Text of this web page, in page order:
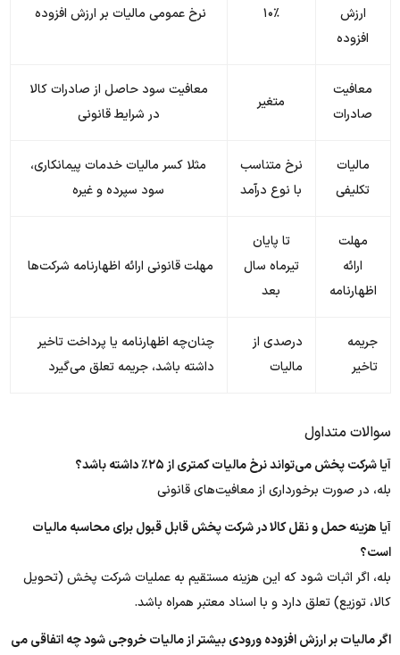
ارزش
افزوده
۱۰٪ نرخ عمومی مالیات بر ارزش افزوده
معافیت
صادرات
متغیر
معافیت سود حاصل از صادرات کالا
در شرایط قانونی
مالیات
تکلیفی
نرخ متناسب
با نوع درآمد
مثلا کسر مالیات خدمات پیمانکاری،
سود سپرده و غیره
مهلت
ارائه
اظهارنامه
تا پایان
تیرماه سال
بعد
مهلت قانونی ارائه اظهارنامه شرکت‌ها
جریمه
تاخیر
درصدی از
مالیات
چنان‌چه اظهارنامه یا پرداخت تاخیر
داشته باشد، جریمه تعلق می‌گیرد
سوالات متداول
آیا شرکت پخش می‌تواند نرخ مالیات کمتری از ۲۵٪ داشته باشد؟
بله، در صورت برخورداری از معافیت‌های قانونی
آیا هزینه حمل و نقل کالا در شرکت پخش قابل قبول برای محاسبه مالیات
است؟
بله، اگر اثبات شود که این هزینه مستقیم به عملیات شرکت پخش (تحویل
کالا، توزیع) تعلق دارد و با اسناد معتبر همراه باشد.
اگر مالیات بر ارزش افزوده ورودی بیشتر از مالیات خروجی شود چه اتفاقی می